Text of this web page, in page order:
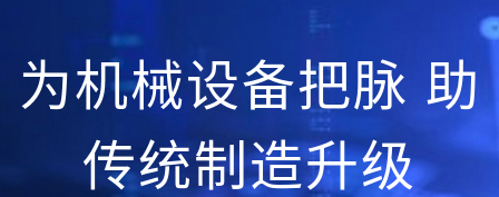
为机械设备把脉 助
传统制造升级